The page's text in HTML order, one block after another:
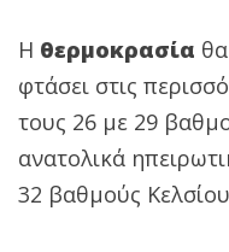
Η θερμοκρασία
φτάσει στις
τους 26 με 29
ανατολικά
32 βαθμούς